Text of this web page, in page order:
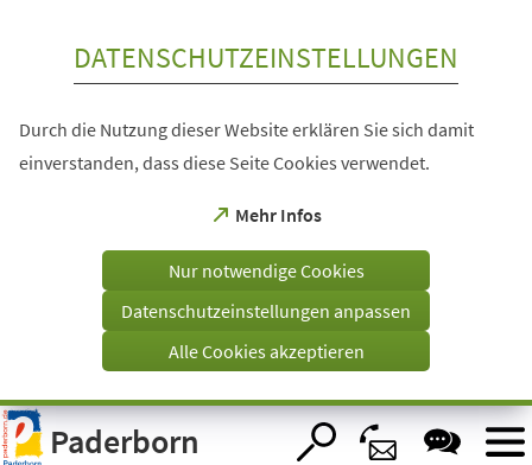
Visuelle
Assistenzsoftware
öffnen.
DATENSCHUTZEINSTELLUNGEN
Durch die Nutzung dieser Website erklären Sie sich damit
einverstanden, dass diese Seite Cookies verwendet.
Mehr Infos
(Öffnet
einem
Tab)
Nur notwendige Cookies
Datenschutzeinstellungen anpassen
Alle Cookies akzeptieren
Paderborn